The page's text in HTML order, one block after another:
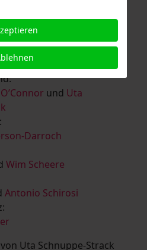
,Christa Mayer-
Prochaska
Birgit Schweimler &
undRolf Thärichen
und Uta
Darroch
Wim Scheere
Antonio Schirosi
Uta Schnuppe-Strack